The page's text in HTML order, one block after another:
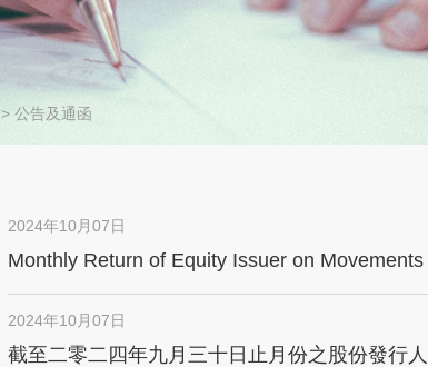
> 公告及通函
2024年10月07日
Monthly Return of Equity Issuer on
ended 30 September 2024
2024年10月07日
截至二零二四年九月三十日止月份之股份發行